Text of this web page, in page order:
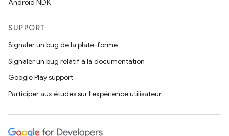
Android NDK
SUPPORT
Signaler un bug de la plate-forme
Signaler un bug relatif à la documentation
Google Play support
Participer aux études sur l'expérience utilisateur